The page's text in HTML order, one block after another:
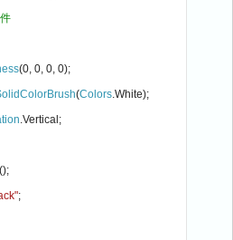
(0, 0, 0, 0);
(Colors .White);
.Vertical;
();
;